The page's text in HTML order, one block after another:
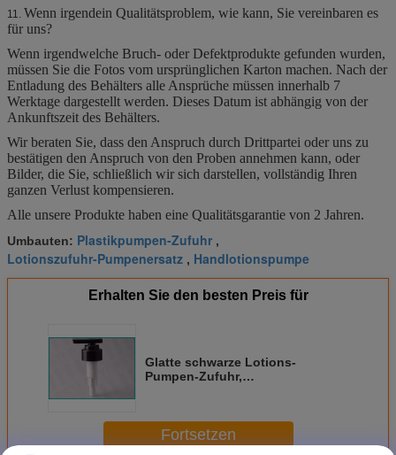
11. Wenn irgendein Qualitätsproblem, wie kann, Sie vereinbaren es
für uns?
Wenn irgendwelche Bruch- oder Defektprodukte gefunden wurden,
müssen Sie die Fotos vom ursprünglichen Karton machen. Nach der
Entladung des Behälters alle Ansprüche müssen innerhalb 7
Werktage dargestellt werden. Dieses Datum ist abhängig von der
Ankunftszeit des Behälters.
Wir beraten Sie, dass den Anspruch durch Drittpartei oder uns zu
bestätigen den Anspruch von den Proben annehmen kann, oder
Bilder, die Sie, schließlich wir sich darstellen, vollständig Ihren
ganzen Verlust kompensieren.
Alle unsere Produkte haben eine Qualitätsgarantie von 2 Jahren.
Umbauten: Plastikpumpen-Zufuhr ,
Lotionszufuhr-Pumpenersatz , Handlotionspumpe
Erhalten Sie den besten Preis für
Glatte schwarze Lotions-
Pumpen-Zufuhr,
Fortsetzen